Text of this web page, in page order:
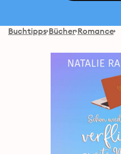
Buchtipps Bücher Romance